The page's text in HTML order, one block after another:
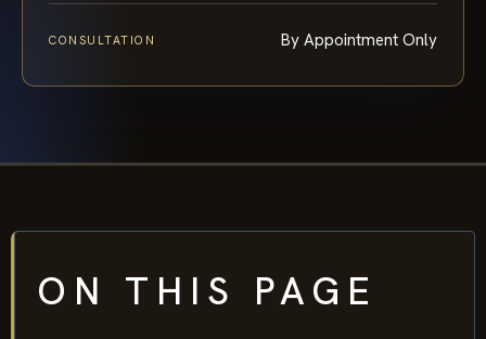
CONSULTATION By Appointment Only
ON THIS PAGE